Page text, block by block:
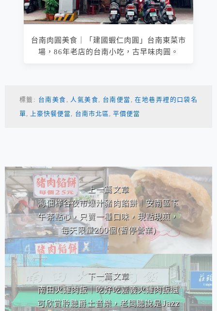
台南肉圓美食｜「建國蝦仁肉圓」台南東菜市
場，86年老店的台南小吃，古早味肉圓。
標籤: 台南美食 , 人氣美食, 台南便當 ,在地巷弄裡的口袋名
單, 上豪快餐便當 , 台南市北區 , 平價便當
相連文章
上一篇文章
海佃樺谷夜市爆汁豬肉餡餅｜安南區下
午茶點心，只賣一種口味，現點現煎，
每天限量200個(暫停營業)
下一篇文章
南田火雞肉飯｜吃好吃嘉義火雞肉飯還
可欣賞聆聽爵士音樂，老闆聽說是Jazz